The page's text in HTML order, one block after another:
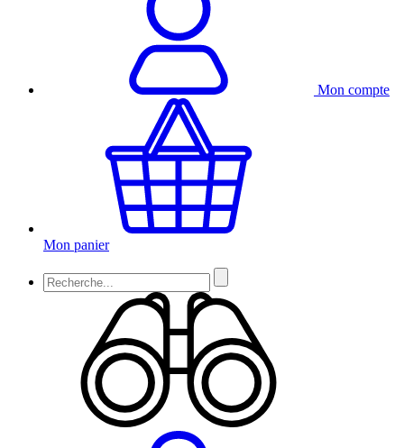
Mon compte
Mon panier